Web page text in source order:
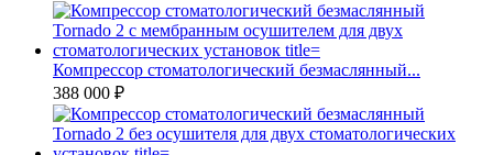
Компрессор стоматологический безмаслянный...
388 000 ₽